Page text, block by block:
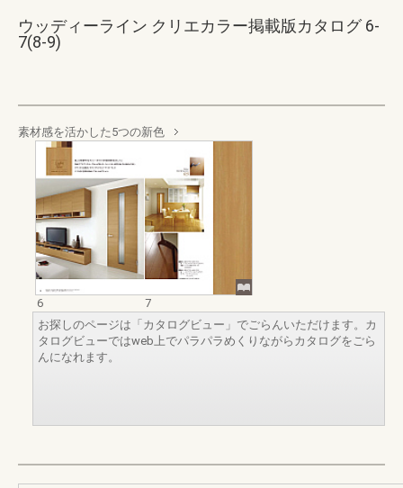
ウッディーライン クリエカラー掲載版カタログ 6-
7(8-9)
素材感を活かした5つの新色
6
7
お探しのページは「カタログビュー」でごらんいただけます。カ
タログビューではweb上でパラパラめくりながらカタログをごら
んになれます。